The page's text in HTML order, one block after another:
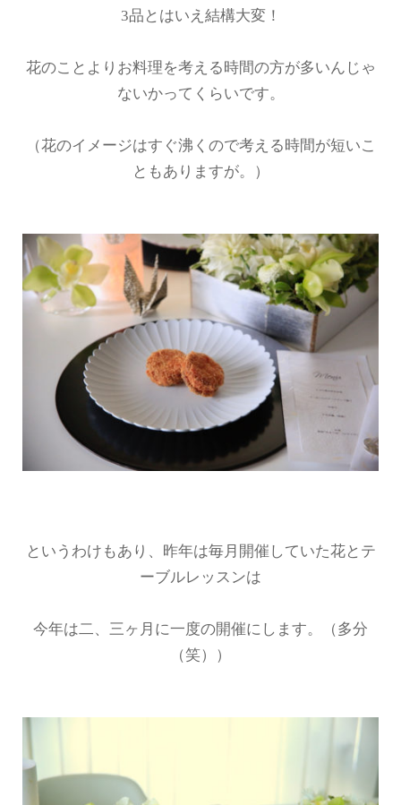
3品とはいえ結構大変！
花のことよりお料理を考える時間の方が多いんじゃ
ないかってくらいです。
（花のイメージはすぐ沸くので考える時間が短いこ
ともありますが。）
というわけもあり、昨年は毎月開催していた花とテ
ーブルレッスンは
今年は二、三ヶ月に一度の開催にします。（多分
（笑））